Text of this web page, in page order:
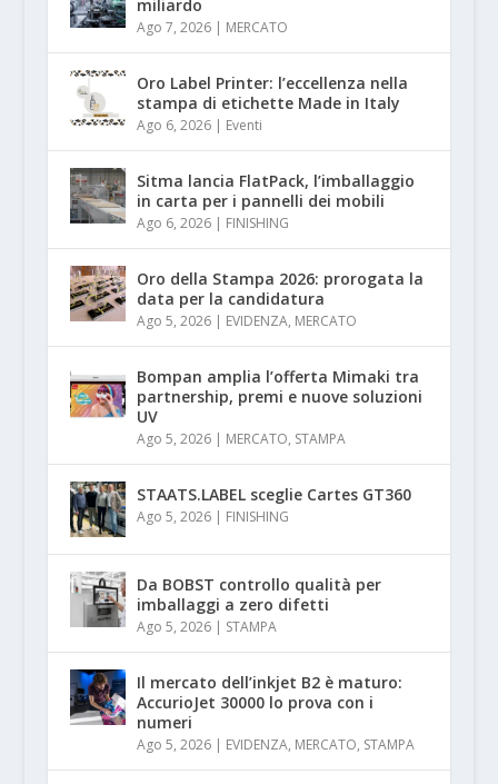
miliardo
Ago 7, 2026| MERCATO
Oro Label Printer: l’eccellenza nella
stampa di etichette Made in Italy
Ago 6, 2026| Eventi
Sitma lancia FlatPack, l’imballaggio
in carta per i pannelli dei mobili
Ago 6, 2026| FINISHING
Oro della Stampa 2026: prorogata la
data per la candidatura
Ago 5, 2026| EVIDENZA, MERCATO
Bompan amplia l’offerta Mimaki tra
partnership, premi e nuove soluzioni
UV
Ago 5, 2026| MERCATO, STAMPA
STAATS.LABEL sceglie Cartes GT360
Ago 5, 2026| FINISHING
Da BOBST controllo qualità per
imballaggi a zero difetti
Ago 5, 2026| STAMPA
Il mercato dell’inkjet B2 è maturo:
AccurioJet 30000 lo prova con i
numeri
Ago 5, 2026| EVIDENZA, MERCATO, STAMPA